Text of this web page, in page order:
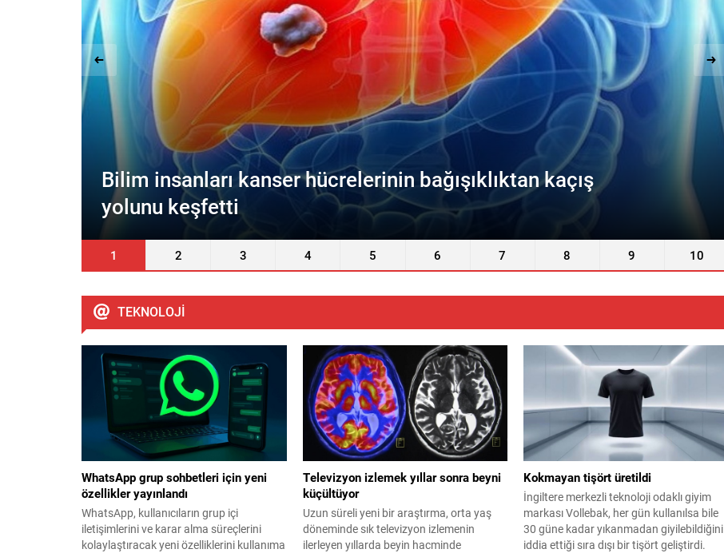
Trüf mantarı, doğada kendiliğinden yetişiyor
1 2 3 4 5 6 7 8 9 10
TEKNOLOJİ
WhatsApp grup sohbetleri için yeni
özellikler yayınlandı
WhatsApp, kullanıcıların grup içi
iletişimlerini ve karar alma süreçlerini
kolaylaştıracak yeni özelliklerini kullanıma
Televizyon izlemek yıllar sonra beyni
küçültüyor
Uzun süreli yeni bir araştırma, orta yaş
döneminde sık televizyon izlemenin
ilerleyen yıllarda beyin hacminde
Kokmayan tişört üretildi
İngiltere merkezli teknoloji odaklı giyim
markası Vollebak, her gün kullanılsa bile
30 güne kadar yıkanmadan giyilebildiğini
iddia ettiği sıra dışı bir tişört geliştirdi.